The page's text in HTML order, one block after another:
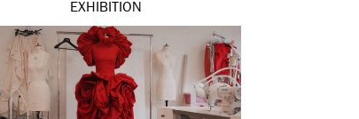
EXHIBITION